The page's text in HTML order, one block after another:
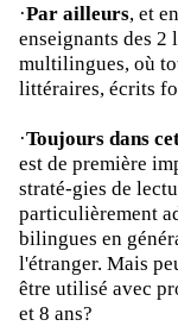
·Par ailleurs, et
enseignants des
multilingues, où
littéraires, écrits
·Toujours dans
est de première
straté-gies de
particulièrement
bilingues en
l'étranger. Mais
être utilisé avec
et 8 ans?